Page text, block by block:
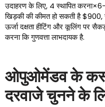
उदाहरण के लिए, 4 स्थापित
खिड़की की कीमत हो सकती है
ऊर्जा दक्षता हीटिंग और कूलिंग पर
करना कि गुणवत्ता लाभदायक है.
ओपुओमेंडव के
दरवाजे चुनने के